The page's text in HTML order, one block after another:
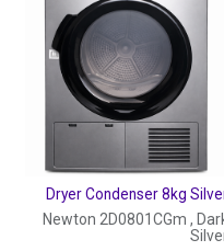
Dryer Condenser 8kg
Newton 2D0801CGm ,